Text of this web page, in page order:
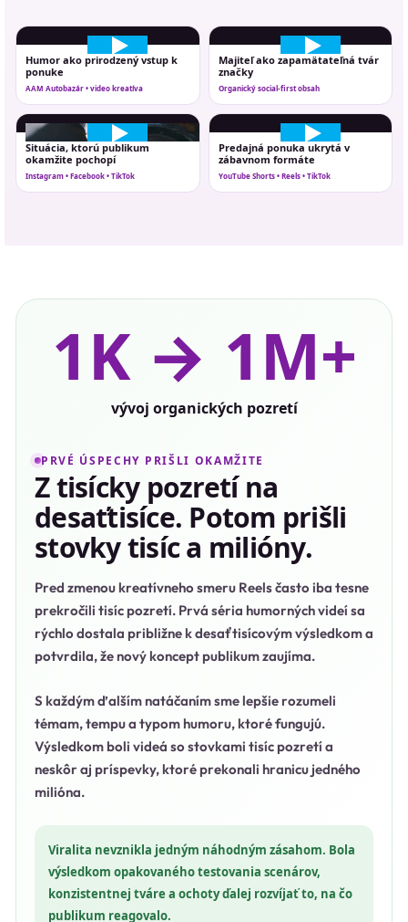
Humor ako prirodzený vstup k
ponuke
AAM Autobazár • video kreatíva
Majiteľ ako zapamätateľná tvár
značky
Organický social-first obsah
Situácia, ktorú publikum
okamžite pochopí
Instagram • Facebook • TikTok
Predajná ponuka ukrytá v
zábavnom formáte
YouTube Shorts • Reels • TikTok
1K → 1M+
vývoj organických pozretí
PRVÉ ÚSPECHY PRIŠLI OKAMŽITE
Z tisícky pozretí na
desaťtisíce. Potom prišli
stovky tisíc a milióny.
Pred zmenou kreatívneho smeru Reels často iba tesne
prekročili tisíc pozretí. Prvá séria humorných videí sa
rýchlo dostala približne k desaťtisícovým výsledkom a
potvrdila, že nový koncept publikum zaujíma.
S každým ďalším natáčaním sme lepšie rozumeli
témam, tempu a typom humoru, ktoré fungujú.
Výsledkom boli videá so stovkami tisíc pozretí a
neskôr aj príspevky, ktoré prekonali hranicu jedného
milióna.
Viralita nevznikla jedným náhodným zásahom. Bola
výsledkom opakovaného testovania scenárov,
konzistentnej tváre a ochoty ďalej rozvíjať to, na čo
publikum reagovalo.